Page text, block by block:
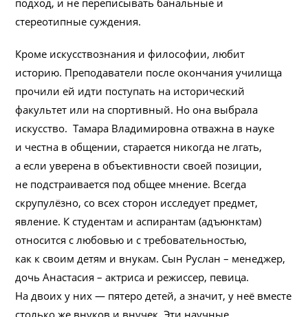
стереотипные суждения.
Кроме искусствознания и философии, любит
историю. Преподаватели после окончания училища
прочили ей идти поступать на исторический
факультет или на спортивный. Но она выбрала
искусство. Тамара Владимировна отважна в науке
и честна в общении, старается никогда не лгать,
а если уверена в объективности своей позиции,
не подстраивается под общее мнение. Всегда
скрупулёзно, со всех сторон исследует предмет,
явление. К студентам и аспирантам (адъюнктам)
относится с любовью и с требовательностью,
как к своим детям и внукам. Сын Руслан – менеджер,
дочь Анастасия – актриса и режиссер, певица.
На двоих у них — пятеро детей, а значит, у неё вместе
столько же внуков и внучек. Эти научные